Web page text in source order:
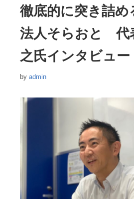
徹底的に突き詰め
法人そらおと
之氏インタビュー
by admin